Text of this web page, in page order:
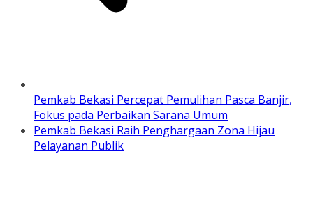
Pemkab Bekasi Percepat Pemulihan Pasca Banjir,
Fokus pada Perbaikan Sarana Umum
Pemkab Bekasi Raih Penghargaan Zona Hijau
Pelayanan Publik